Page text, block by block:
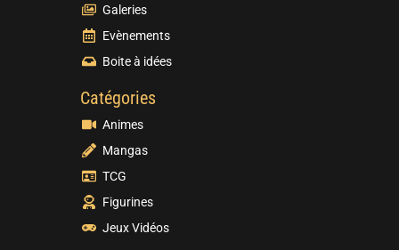
Galeries
Evènements
Boite à idées
Catégories
Animes
Mangas
TCG
Figurines
Jeux Vidéos